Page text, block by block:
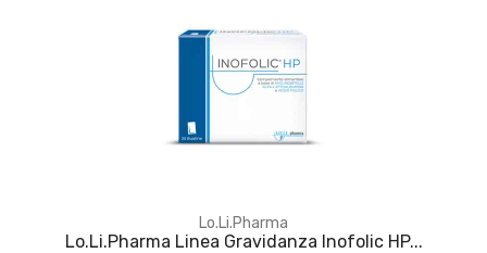
Lo.Li.Pharma
Lo.Li.Pharma Linea Gravidanza Inofolic HP...